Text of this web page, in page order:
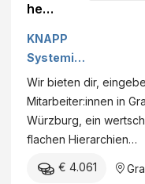
he
tung SAP
(m/w/d) -
KNAPP
KNAPP
Systemint
egration
GmbH
Wir bieten dir,
Mitarbeiter:innen in
Würzburg, ein
flachen Hierarchien…
€ 4.061